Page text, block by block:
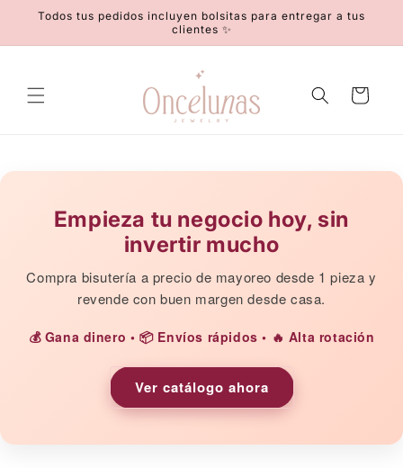
directamente
Todos tus pedidos incluyen bolsitas para entregar a tus
clientes ✨
Carrito
Empieza tu negocio hoy, sin
invertir mucho
Compra bisutería a precio de mayoreo desde 1 pieza y
revende con buen margen desde casa.
💰 Gana dinero • 📦 Envíos rápidos • 🔥 Alta rotación
Ver catálogo ahora